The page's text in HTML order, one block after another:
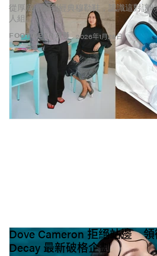
FOOTWEAR 球鞋
從厚底高跟到經典穆勒鞋，認識這對讓
人組。
2026年1月28日
Dove Cameron 拒絕站邊 領
Decay 最新破格企劃